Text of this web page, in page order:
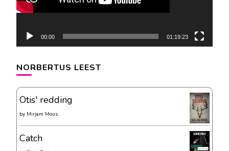
00:00 01:19:23
NORBERTUS LEEST
Otis' redding
by Mirjam Mous
Catch